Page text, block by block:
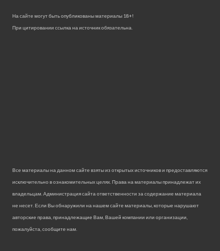
На сайте могут быть опубликованы материалы 18+!
При цитировании ссылка на источник обязательна.
Все материалы на данном сайте взяты из открытых источников и предоставляются
исключительно в ознакомительных целях. Права на материалы принадлежат их
владельцам. Администрация сайта ответственности за содержание материала
не несет. Если Вы обнаружили на нашем сайте материалы, которые нарушают
авторские права, принадлежащие Вам, Вашей компании или организации,
пожалуйста, сообщите нам.